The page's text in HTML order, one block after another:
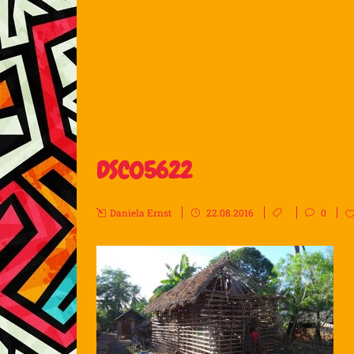
DSC05622
Daniela Ernst 22.08.2016 0